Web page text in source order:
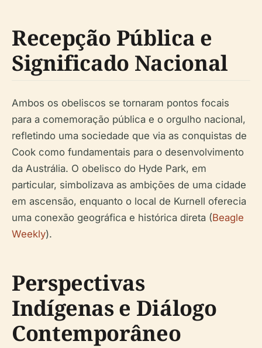
Recepção Pública e
Significado Nacional
Ambos os obeliscos se tornaram pontos focais
para a comemoração pública e o orgulho nacional,
refletindo uma sociedade que via as conquistas de
Cook como fundamentais para o desenvolvimento
da Austrália. O obelisco do Hyde Park, em
particular, simbolizava as ambições de uma cidade
em ascensão, enquanto o local de Kurnell oferecia
uma conexão geográfica e histórica direta (Beagle
Weekly).
Perspectivas
Indígenas e Diálogo
Contemporâneo